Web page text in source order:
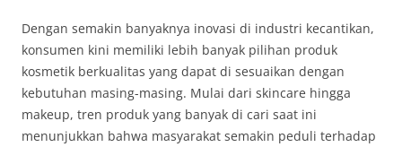
Dengan semakin banyaknya inovasi di industri kecantikan,
konsumen kini memiliki lebih banyak pilihan produk
kosmetik berkualitas yang dapat di sesuaikan dengan
kebutuhan masing-masing. Mulai dari skincare hingga
makeup, tren produk yang banyak di cari saat ini
menunjukkan bahwa masyarakat semakin peduli terhadap